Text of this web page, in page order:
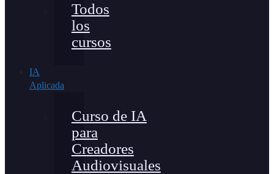
Todos
los
cursos
IA
Aplicada
Curso de IA
para
Creadores
Audiovisuales